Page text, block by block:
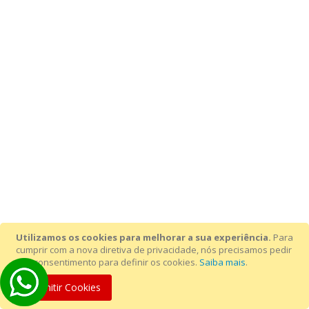
Utilizamos os cookies para melhorar a sua experiência. Para
cumprir com a nova diretiva de privacidade, nós precisamos pedir
seu consentimento para definir os cookies. Saiba mais.
Permitir Cookies